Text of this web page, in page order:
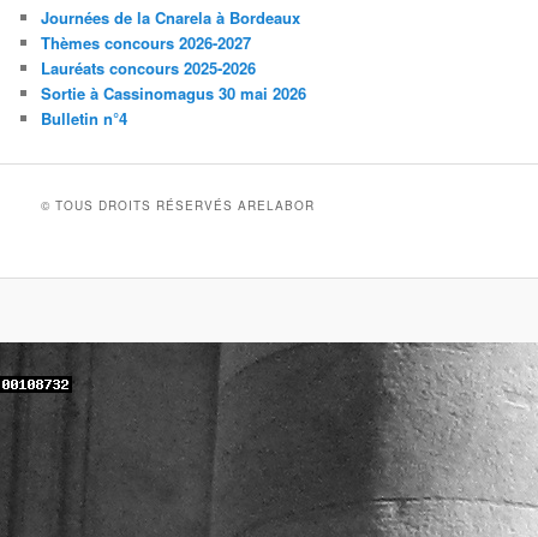
Journées de la Cnarela à Bordeaux
Thèmes concours 2026-2027
Lauréats concours 2025-2026
Sortie à Cassinomagus 30 mai 2026
Bulletin n°4
© TOUS DROITS RÉSERVÉS ARELABOR